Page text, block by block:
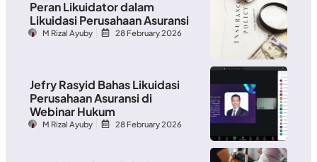
Peran Likuidator dalam
Likuidasi Perusahaan Asuransi
M Rizal Ayuby 28 February 2026
Jefry Rasyid Bahas Likuidasi
Perusahaan Asuransi di
Webinar Hukum
M Rizal Ayuby 28 February 2026